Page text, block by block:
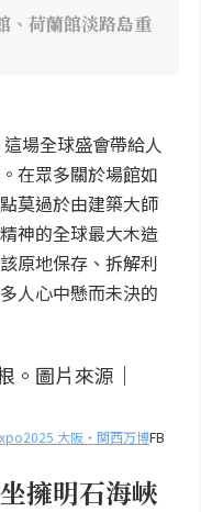
、荷蘭館淡路島重
場全球盛會帶給人
在眾多關於場館如
莫過於由建築大師
神的全球最大木造
原地保存、拆解利
人心中懸而未決的
大阪・関西万博FB
擁明石海峽